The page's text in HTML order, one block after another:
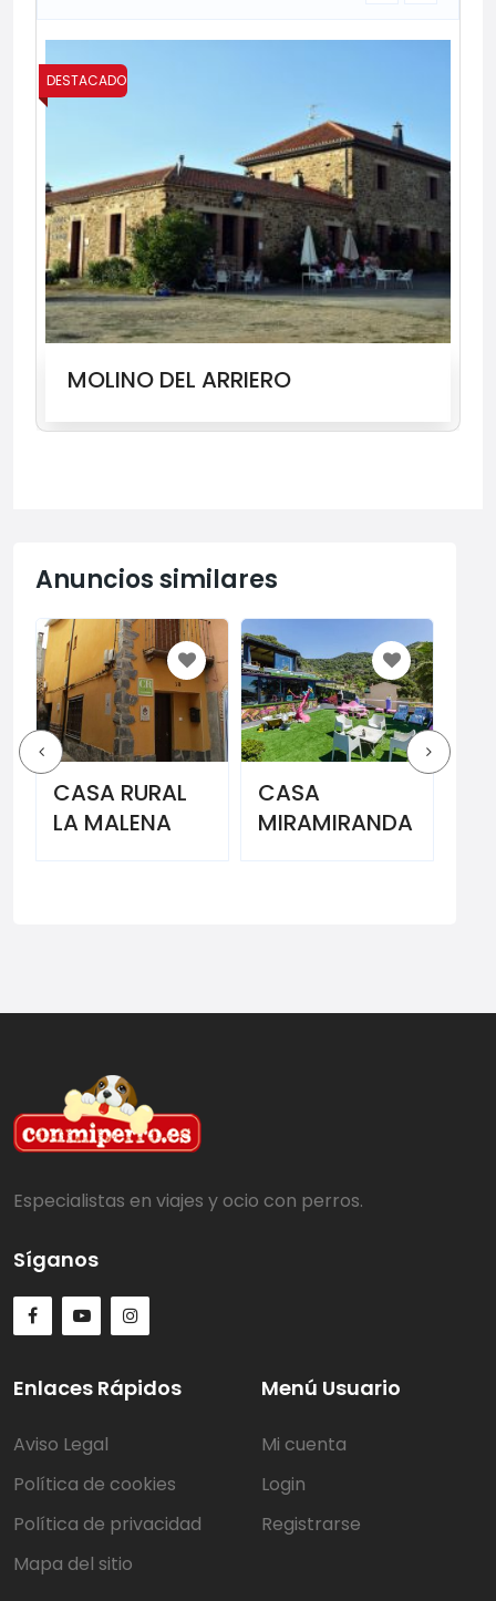
DESTACADO
MOLINO DEL ARRIERO
Anuncios similares
CASA
MIRAMIRANDA
HARO
APARTMENTS
Especialistas en viajes y ocio con perros.
Síganos
Enlaces Rápidos
Aviso Legal
Política de cookies
Política de privacidad
Mapa del sitio
Menú Usuario
Mi cuenta
Login
Registrarse